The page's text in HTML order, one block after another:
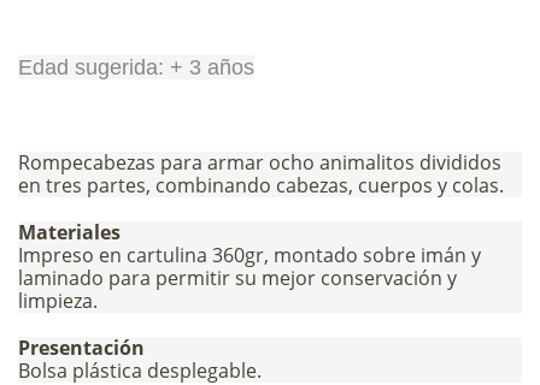
Edad sugerida: + 3 años
Rompecabezas para armar ocho animalitos divididos
en tres partes, combinando cabezas, cuerpos y colas.
Materiales
Impreso en cartulina 360gr, montado sobre imán y
laminado para permitir su mejor conservación y
limpieza.
Presentación
Bolsa plástica desplegable.